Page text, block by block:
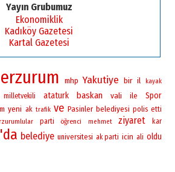
Yayın Grubumuz
Ekonomiklik
Kadıköy Gazetesi
Kartal Gazetesi
erzurum mhp Yakutiye bir il kayak
milletvekili ataturk baskan vali ile
Spor
yeni ak trafik ve Pasinler belediyesi polis etti
parti öğrenci mehmet ziyaret kar
belediye universitesi ak parti icin ali oldu